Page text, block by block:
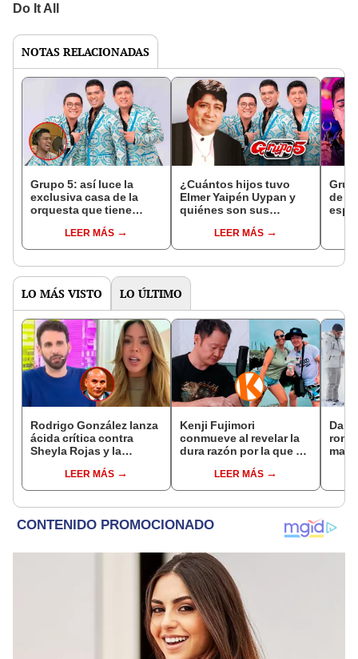
NOTAS RELACIONADAS
Grupo 5: así luce la
exclusiva casa de la
orquesta que tiene
incluidoLEER MÁS
¿Cuántos hijos tuvo
Elmer Yaipén Uypan y
quiénes son sus
conocidos?
LEER MÁS
de
LO MÁS VISTO LO ÚLTIMO
Rodrigo González lanza
ácida crítica contra
Sheyla Rojas y la
relación con su hijo: "Te
has dedicado a buscar
LEER MÁS
Kenji Fujimori
conmueve al revelar la
dura razón por la que no
esposa Erika Muñóz: "El
proceso judicial"
LEER MÁS